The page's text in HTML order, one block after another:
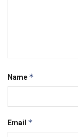
Name *
Email *